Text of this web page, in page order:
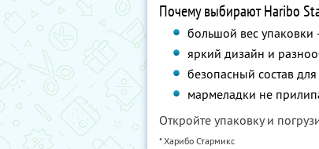
Почему выбирают Haribo
большой вес упаковки
яркий дизайн и
безопасный состав
мармеладки не
Откройте упаковку и
* Харибо Стармикс